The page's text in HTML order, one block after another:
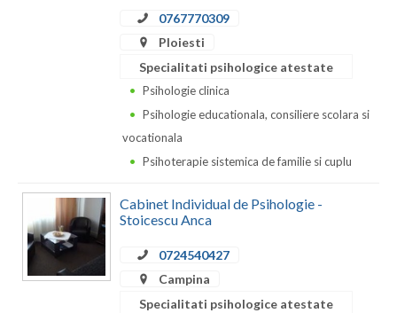
Giurgiu
Gorj
0767770309
Ploiesti
Specialitati psihologice atestate
Psihologie clinica
Psihologie educationala, consiliere scolara si
vocationala
Psihoterapie sistemica de familie si cuplu
Cabinet Individual de Psihologie -
Stoicescu Anca
0724540427
Campina
Specialitati psihologice atestate